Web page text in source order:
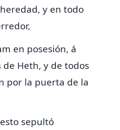
y en todo
en posesión, á
Heth, y de todos
por la puerta de la
sepultó